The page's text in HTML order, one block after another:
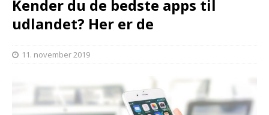
Kender du de bedste apps til
udlandet? Her er de
11. november 2019